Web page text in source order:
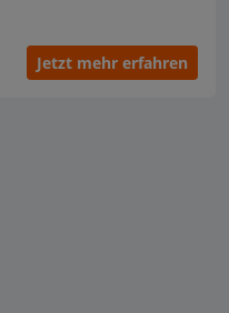
Jetzt mehr erfahren